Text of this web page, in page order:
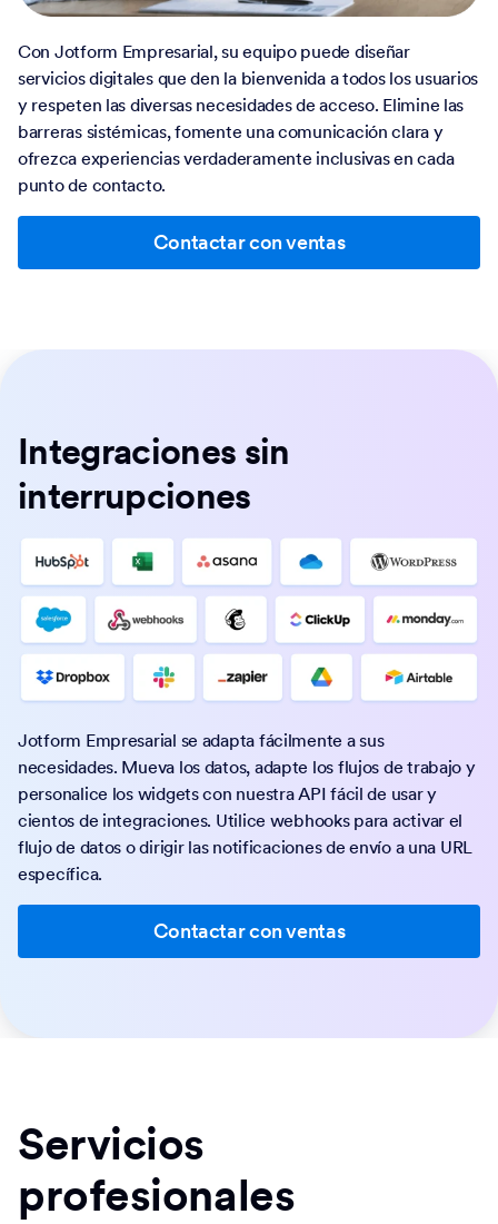
Con Jotform Empresarial, su equipo puede diseñar
servicios digitales que den la bienvenida a todos los usuarios
y respeten las diversas necesidades de acceso. Elimine las
barreras sistémicas, fomente una comunicación clara y
ofrezca experiencias verdaderamente inclusivas en cada
punto de contacto.
Contactar con ventas
Integraciones sin
interrupciones
Jotform Empresarial se adapta fácilmente a sus
necesidades. Mueva los datos, adapte los flujos de trabajo y
personalice los widgets con nuestra API fácil de usar y
cientos de integraciones. Utilice webhooks para activar el
flujo de datos o dirigir las notificaciones de envío a una URL
específica.
Contactar con ventas
Servicios
profesionales